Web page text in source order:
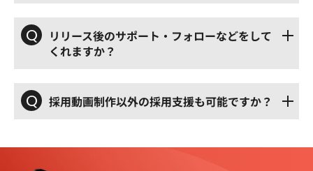
Q
リリース後のサポート・フォローなどをして
くれますか？
Q 採用動画制作以外の採用支援も可能ですか？